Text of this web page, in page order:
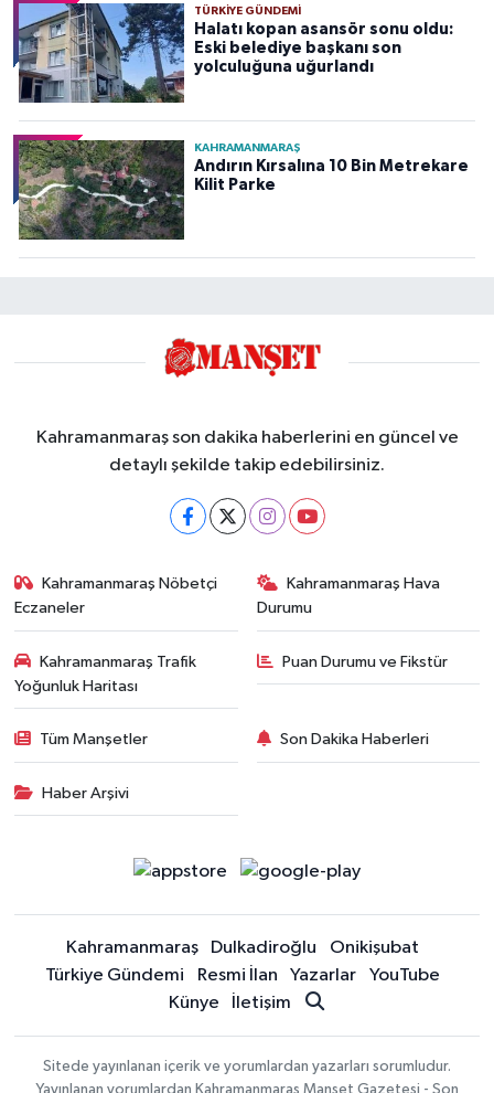
TÜRKIYE GÜNDEMI
Halatı kopan asansör sonu oldu:
Eski belediye başkanı son
yolculuğuna uğurlandı
KAHRAMANMARAŞ
Andırın Kırsalına 10 Bin Metrekare
Kilit Parke
Kahramanmaraş son dakika haberlerini en güncel ve
detaylı şekilde takip edebilirsiniz.
Kahramanmaraş Nöbetçi
Eczaneler
Kahramanmaraş Hava
Durumu
Kahramanmaraş Trafik
Yoğunluk Haritası
Puan Durumu ve Fikstür
Tüm Manşetler Son Dakika Haberleri
Haber Arşivi
Kahramanmaraş Dulkadiroğlu
Onikişubat
Türkiye Gündemi
Resmi İlan Yazarlar
YouTube
Künye
İletişim
Sitede yayınlanan içerik ve yorumlardan yazarları sorumludur.
Yayınlanan yorumlardan Kahramanmaraş Manşet Gazetesi - Son